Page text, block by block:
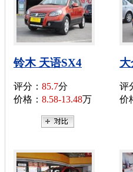
铃木 天语SX4
评分： 85.7分
价格： 8.58-13.48万
评
价